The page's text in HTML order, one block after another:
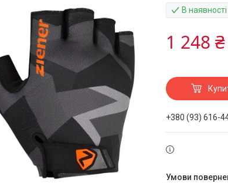
В наявності
1 248 ₴
+380 (93) 616-